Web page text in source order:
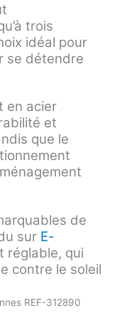
trois
idéal pour
se détendre
en acier
et
que le
de
sur E-
réglable, qui
contre le soleil